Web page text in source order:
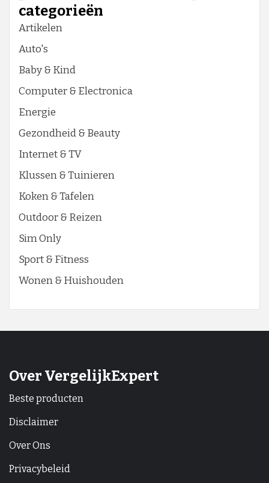
categorieën
Artikelen
Auto's
Baby & Kind
Computer & Electronica
Energie
Gezondheid & Beauty
Internet & TV
Klussen & Tuinieren
Koken & Tafelen
Outdoor & Reizen
Sim Only
Sport & Fitness
Wonen & Huishouden
Over VergelijkExpert
Beste producten
Disclaimer
Over Ons
Privacybeleid